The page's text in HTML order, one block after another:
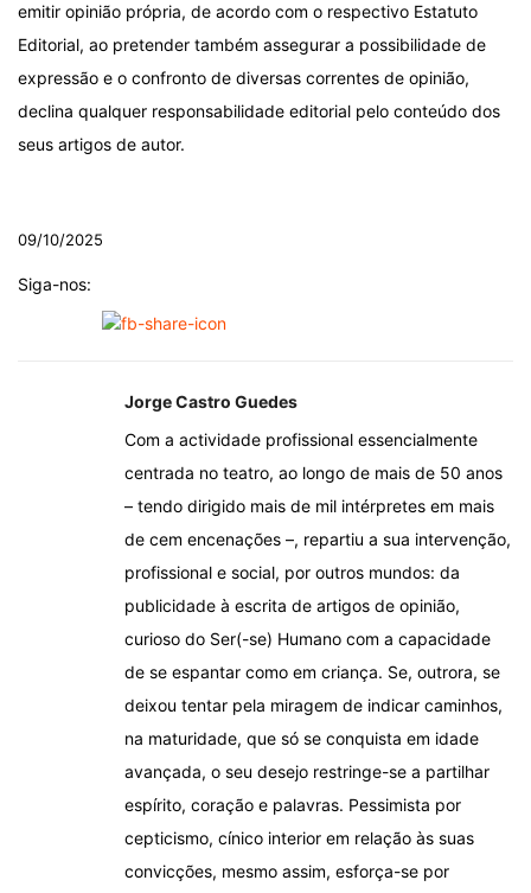
emitir opinião própria, de acordo com o respectivo Estatuto
Editorial, ao pretender também assegurar a possibilidade de
expressão e o confronto de diversas correntes de opinião,
declina qualquer responsabilidade editorial pelo conteúdo dos
seus artigos de autor.
09/10/2025
Siga-nos:
Jorge Castro Guedes
Com a actividade profissional essencialmente
centrada no teatro, ao longo de mais de 50 anos
– tendo dirigido mais de mil intérpretes em mais
de cem encenações –, repartiu a sua intervenção,
profissional e social, por outros mundos: da
publicidade à escrita de artigos de opinião,
curioso do Ser(-se) Humano com a capacidade
de se espantar como em criança. Se, outrora, se
deixou tentar pela miragem de indicar caminhos,
na maturidade, que só se conquista em idade
avançada, o seu desejo restringe-se a partilhar
espírito, coração e palavras. Pessimista por
cepticismo, cínico interior em relação às suas
convicções, mesmo assim, esforça-se por